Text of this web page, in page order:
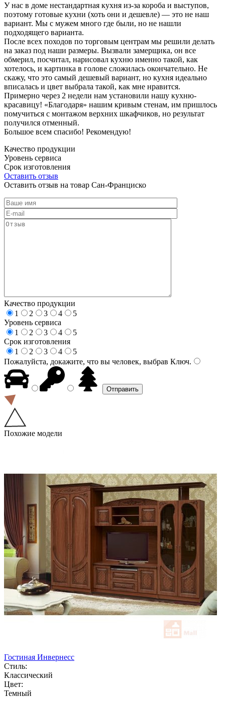
У нас в доме нестандартная кухня из-за короба и выступов,
поэтому готовые кухни (хоть они и дешевле) — это не наш
вариант. Мы с мужем много где были, но не нашли
подходящего варианта.
После всех походов по торговым центрам мы решили делать
на заказ под наши размеры. Вызвали замерщика, он все
обмерил, посчитал, нарисовал кухню именно такой, как
хотелось, и картинка в голове сложилась окончательно. Не
скажу, что это самый дешевый вариант, но кухня идеально
вписалась и цвет выбрала такой, как мне нравится.
Примерно через 2 недели нам установили нашу кухню-
красавицу! «Благодаря» нашим кривым стенам, им пришлось
помучиться с монтажом верхних шкафчиков, но результат
получился отменный.
Большое всем спасибо! Рекомендую!
Качество продукции
Уровень сервиса
Срок изготовления
Оставить отзыв
Оставить отзыв на товар Сан-Франциско
Качество продукции
1
2 3 4
5
Уровень сервиса
1
2 3 4
5
Срок изготовления
1
2 3 4
5
Пожалуйста, докажите, что вы человек, выбрав Ключ.
Похожие модели
Гостиная Инвернесс
Стиль:
Классический
Цвет:
Темный